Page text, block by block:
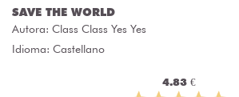
SAVE THE WORLD
Autora: Class Class Yes Yes
Idioma: Castellano
4.83 €